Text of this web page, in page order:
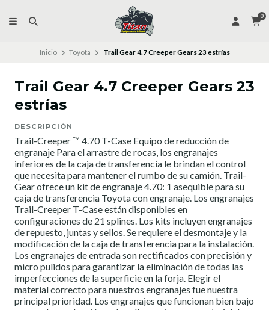
0
Inicio Toyota Trail Gear 4.7 Creeper Gears 23 estrías
Trail Gear 4.7 Creeper Gears 23
estrías
DESCRIPCIÓN
Trail-Creeper ™ 4.70 T-Case Equipo de reducción de
engranaje Para el arrastre de rocas, los engranajes
inferiores de la caja de transferencia le brindan el control
que necesita para mantener el rumbo de su camión. Trail-
Gear ofrece un kit de engranaje 4.70: 1 asequible para su
caja de transferencia Toyota con engranaje. Los engranajes
Trail-Creeper T-Case están disponibles en
configuraciones de 21 splines. Los kits incluyen engranajes
de repuesto, juntas y sellos. Se requiere el desmontaje y la
modificación de la caja de transferencia para la instalación.
Los engranajes de entrada son rectificados con precisión y
micro pulidos para garantizar la eliminación de todas las
imperfecciones de la superficie en la forja. Elegir el
material correcto para nuestros engranajes fue nuestra
principal prioridad. Los engranajes que funcionan bien bajo